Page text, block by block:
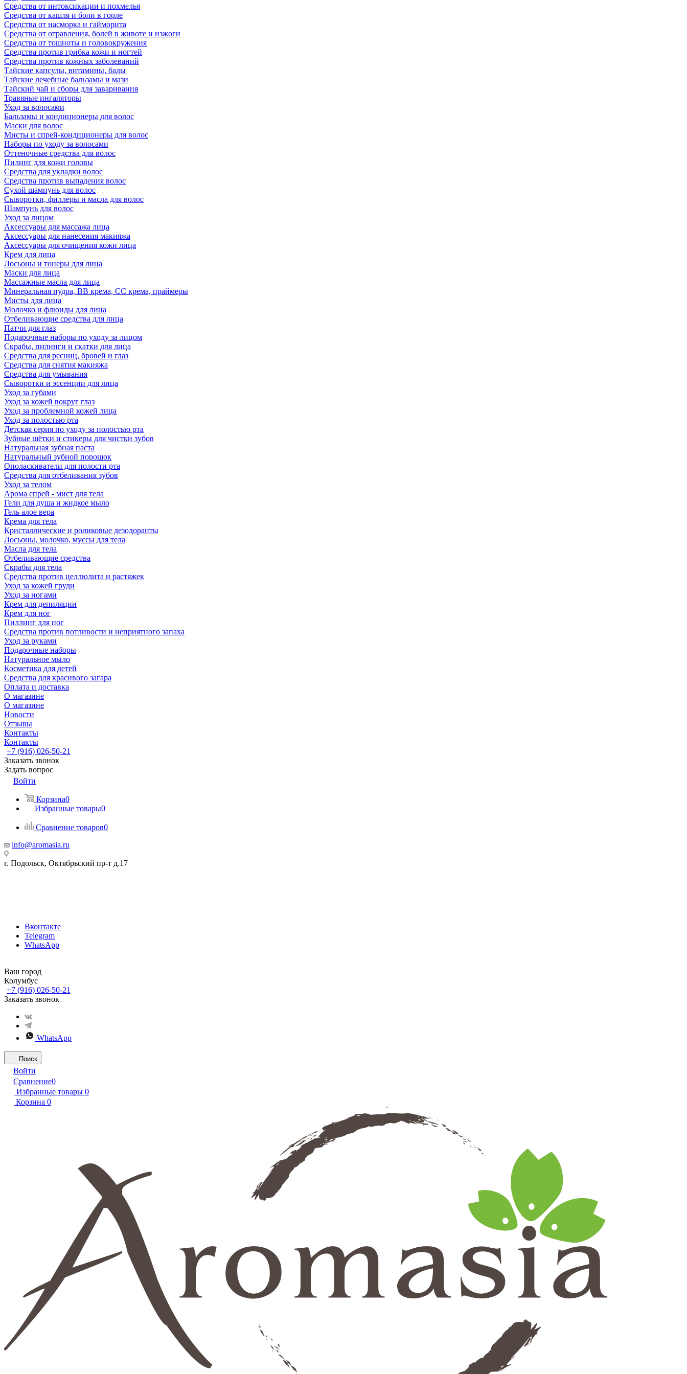
Средства от интоксикации и похмелья
Средства от кашля и боли в горле
Средства от насморка и гайморита
Средства от отравления, болей в животе и изжоги
Средства от тошноты и головокружения
Средства против грибка кожи и ногтей
Средства против кожных заболеваний
Тайские капсулы, витамины, бады
Тайские лечебные бальзамы и мази
Тайский чай и сборы для заваривания
Травяные ингаляторы
Уход за волосами
Бальзамы и кондиционеры для волос
Маски для волос
Мисты и спрей-кондиционеры для волос
Наборы по уходу за волосами
Оттеночные средства для волос
Пилинг для кожи головы
Средства для укладки волос
Средства против выпадения волос
Сухой шампунь для волос
Сыворотки, филлеры и масла для волос
Шампунь для волос
Уход за лицом
Аксессуары для массажа лица
Аксессуары для нанесения макияжа
Аксессуары для очищения кожи лица
Крем для лица
Лосьоны и тонеры для лица
Маски для лица
Массажные масла для лица
Минеральная пудра, BB крема, СС крема, праймеры
Мисты для лица
Молочко и флюиды для лица
Отбеливающие средства для лица
Патчи для глаз
Подарочные наборы по уходу за лицом
Скрабы, пилинги и скатки для лица
Средства для ресниц, бровей и глаз
Средства для снятия макияжа
Средства для умывания
Сыворотки и эссенции для лица
Уход за губами
Уход за кожей вокруг глаз
Уход за проблемной кожей лица
Уход за полостью рта
Детская серия по уходу за полостью рта
Зубные щётки и стикеры для чистки зубов
Натуральная зубная паста
Натуральный зубной порошок
Ополаскиватели для полости рта
Средства для отбеливания зубов
Уход за телом
Арома спрей - мист для тела
Гели для душа и жидкое мыло
Гель алое вера
Крема для тела
Кристаллические и роликовые дезодоранты
Лосьоны, молочко, муссы для тела
Масла для тела
Отбеливающие средства
Скрабы для тела
Средства против целлюлита и растяжек
Уход за кожей груди
Уход за ногами
Крем для депиляции
Крем для ног
Пиллинг для ног
Средства против потливости и неприятного запаха
Уход за руками
Подарочные наборы
Натуральное мыло
Косметика для детей
Средства для красивого загара
Оплата и доставка
О магазине
О магазине
Новости
Отзывы
Контакты
Контакты
+7 (916) 026-50-21
Заказать звонок
Задать вопрос
Войти
Корзина0
Избранные товары0
Сравнение товаров0
info@aromasia.ru
г. Подольск, Октябрьский пр-т д.17
Вконтакте
Telegram
WhatsApp
Ваш город
Колумбус
+7 (916) 026-50-21
Заказать звонок
WhatsApp
Поиск
Войти
Сравнение0
Избранные товары 0
Корзина 0